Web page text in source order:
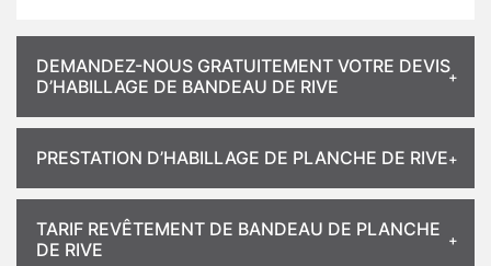
DEMANDEZ-NOUS GRATUITEMENT VOTRE DEVIS
D’HABILLAGE DE BANDEAU DE RIVE
PRESTATION D’HABILLAGE DE PLANCHE DE RIVE
TARIF REVÊTEMENT DE BANDEAU DE PLANCHE
DE RIVE